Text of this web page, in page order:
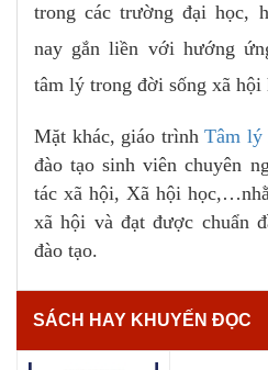
trong các trường đại học,
nay gắn liền với hướng
tâm lý trong đời sống xã hội
Mặt khác, giáo trìnhTâm lý
đào tạo sinh viên chuyên
tác xã hội, Xã hội
xã hội và đạt được chuẩn
đào tạo.
SÁCH HAY KHUYẾN ĐỌC